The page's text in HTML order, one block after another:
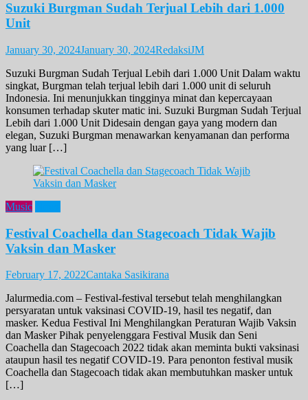
Suzuki Burgman Sudah Terjual Lebih dari 1.000
Unit
January 30, 2024January 30, 2024RedaksiJM
Suzuki Burgman Sudah Terjual Lebih dari 1.000 Unit Dalam waktu
singkat, Burgman telah terjual lebih dari 1.000 unit di seluruh
Indonesia. Ini menunjukkan tingginya minat dan kepercayaan
konsumen terhadap skuter matic ini. Suzuki Burgman Sudah Terjual
Lebih dari 1.000 Unit Didesain dengan gaya yang modern dan
elegan, Suzuki Burgman menawarkan kenyamanan dan performa
yang luar […]
Music
Festival Coachella dan Stagecoach Tidak Wajib
Vaksin dan Masker
February 17, 2022Cantaka Sasikirana
Jalurmedia.com – Festival-festival tersebut telah menghilangkan
persyaratan untuk vaksinasi COVID-19, hasil tes negatif, dan
masker. Kedua Festival Ini Menghilangkan Peraturan Wajib Vaksin
dan Masker Pihak penyelenggara Festival Musik dan Seni
Coachella dan Stagecoach 2022 tidak akan meminta bukti vaksinasi
ataupun hasil tes negatif COVID-19. Para penonton festival musik
Coachella dan Stagecoach tidak akan membutuhkan masker untuk
[…]